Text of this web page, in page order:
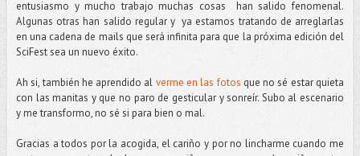
entusiasmo y mucho trabajo muchas cosas han salido fenomenal.
Algunas otras han salido regular y ya estamos tratando de arreglarlas
en una cadena de mails que será infinita para que la próxima edición del
SciFest sea un nuevo éxito.
Ah si, también he aprendido al verme en las fotos que no sé estar quieta
con las manitas y que no paro de gesticular y sonreír. Subo al escenario
y me transformo, no sé si para bien o mal.
Gracias a todos por la acogida, el cariño y por no lincharme cuando me